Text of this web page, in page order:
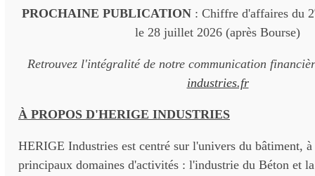
PROCHAINE PUBLICATION : Chiffre d'affaires du 2
le 28 juillet 2026 (après Bourse)
Retrouvez l'intégralité de notre communication
industries.fr
À PROPOS D'HERIGE INDUSTRIES
HERIGE Industries est centré sur l'univers du bâtiment,
principaux domaines d'activités : l'industrie du Béton et